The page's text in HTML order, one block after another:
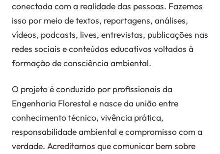
conectada com a realidade das pessoas. Fazemos
isso por meio de textos, reportagens, análises,
vídeos, podcasts, lives, entrevistas, publicações nas
redes sociais e conteúdos educativos voltados à
formação de consciência ambiental.
O projeto é conduzido por profissionais da
Engenharia Florestal e nasce da união entre
conhecimento técnico, vivência prática,
responsabilidade ambiental e compromisso com a
verdade. Acreditamos que comunicar bem sobre